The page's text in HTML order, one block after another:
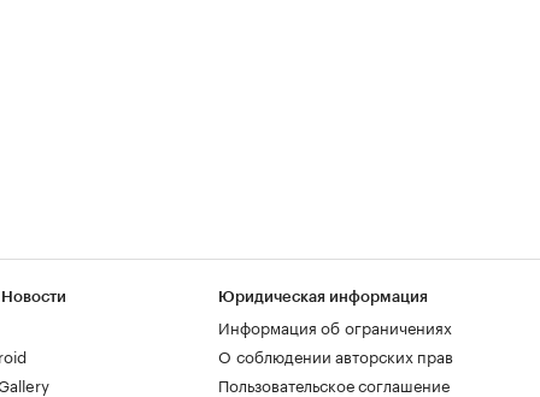
Юридическая информация
Информация об ограничениях
О соблюдении авторских прав
Пользовательское соглашение